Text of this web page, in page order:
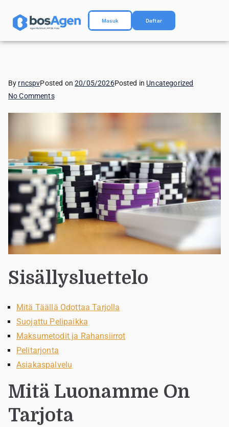
Masuk Daftar
By rncspvPosted on20/05/2026Posted in Uncategorized
No Comments
Sisällysluettelo
Mitä Täällä Odottaa Tarjolla
Suojattu Pelipaikka
Maksumetodit ja Rahansiirrot
Pelitarjonta
Asiakaspalvelu
Mitä Luonamme On
Tarjota